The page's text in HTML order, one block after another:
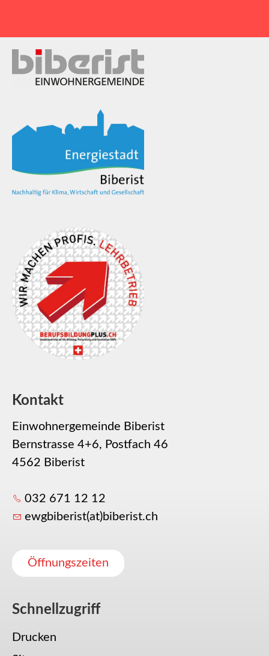
Kontakt
Einwohnergemeinde Biberist
Bernstrasse 4+6, Postfach 46
4562 Biberist
032 671 12 12
ewgbiberist(at)biberist.ch
Öffnungszeiten
Schnellzugriff
Drucken